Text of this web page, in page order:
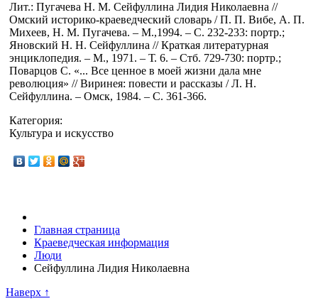
Лит.: Пугачева Н. М. Сейфуллина Лидия Николаевна //
Омский историко-краеведческий словарь / П. П. Вибе, А. П.
Михеев, Н. М. Пугачева. – М.,1994. – С. 232-233: портр.;
Яновский Н. Н. Сейфуллина // Краткая литературная
энциклопедия. – М., 1971. – Т. 6. – Стб. 729-730: портр.;
Поварцов С. «... Все ценное в моей жизни дала мне
революция» // Виринея: повести и рассказы / Л. Н.
Сейфуллина. – Омск, 1984. – С. 361-366.
Категория:
Культура и искусство
Главная страница
Краеведческая информация
Люди
Сейфуллина Лидия Николаевна
Наверх ↑